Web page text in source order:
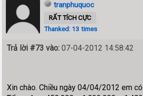
tranphuquoc
RẤT TÍCH CỰC
Thanked: 13 times
Trả lời #73 vào: 07-04-2012 14:58:42
Xin chào. Chiều ngày 04/04/2012 em